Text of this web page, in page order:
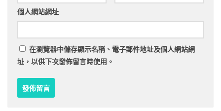
個人網站網址
在瀏覽器中儲存顯示名稱、電子郵件地址及個人網站網
址，以供下次發佈留言時使用。